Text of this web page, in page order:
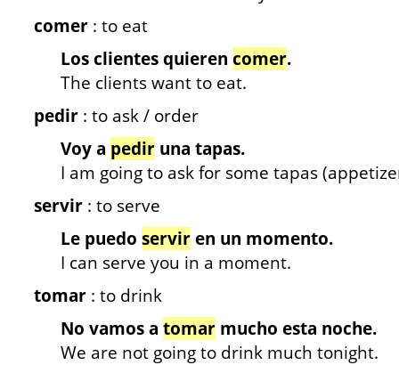
comer : to eat
Los clientes quieren comer.
The clients want to eat.
pedir : to ask / order
Voy a pedir una tapas.
I am going to ask for some tapas
servir : to serve
Le puedo serviren un momento.
I can serve you in a moment.
tomar : to drink
No vamos a tomar mucho esta noche.
We are not going to drink much tonight.